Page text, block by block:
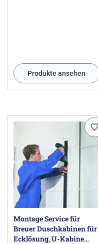
Produkte ansehen
Montage Service für
Breuer Duschkabinen für
Ecklösung, U-Kabine